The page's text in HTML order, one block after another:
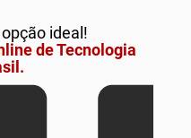
ideal!
de Tecnologia